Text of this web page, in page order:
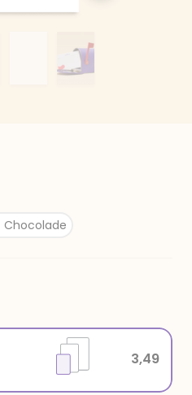
Chocolade
3,49